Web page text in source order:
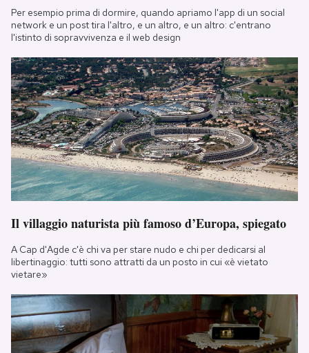
Per esempio prima di dormire, quando apriamo l'app di un social
network e un post tira l'altro, e un altro, e un altro: c'entrano
l'istinto di sopravvivenza e il web design
Il villaggio naturista più famoso d’Europa, spiegato
A Cap d'Agde c'è chi va per stare nudo e chi per dedicarsi al
libertinaggio: tutti sono attratti da un posto in cui «è vietato
vietare»